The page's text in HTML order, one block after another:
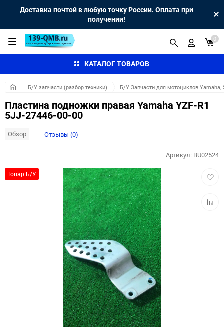
Доставка почтой в любую точку России. Оплата при
получении!
КАТАЛОГ ТОВАРОВ
0
Б/У запчасти (разбор техники) Б/У Запчасти для мотоциклов Yamaha,
Пластина подножки правая Yamaha YZF-R1
5JJ-27446-00-00
Обзор Отзывы (0)
Товар Б/У
Артикул: BU02524